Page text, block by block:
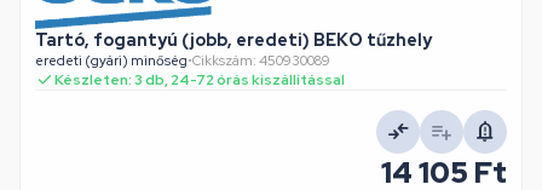
Tartó, fogantyú (jobb, eredeti) BEKO tűzhely
eredeti (gyári) minőség•Cikkszám: 450930089
Készleten: 3 db, 24-72 órás kiszállítással
14 105 Ft